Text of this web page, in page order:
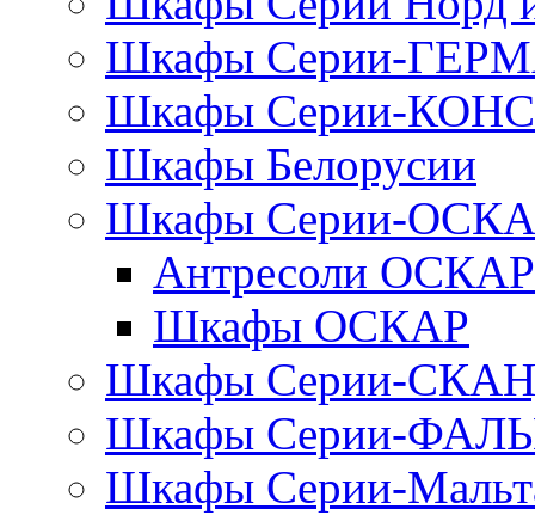
Шкафы Серии-
Шкафы Серии-
Шкафы Белорусии
Шкафы Серии-
Антресоли ОСКАР
Шкафы ОСКАР
Шкафы Серии-
Шкафы Серии-
Шкафы Серии-